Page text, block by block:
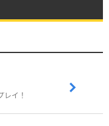
レイ！